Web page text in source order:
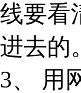
线要看
进去的。
3、 用